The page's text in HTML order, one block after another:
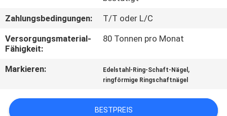
IN
VERBINDUNG
FORDERN
ZITAT
Zahlungsbedingungen:
T/T oder L/C
Versorgungsmaterial-
Fähigkeit:
80 Tonnen pro Monat
Markieren: Edelstahl-Ring-Schaft-Nägel ,
ringförmige Ringschaftnägel
BESTPREIS